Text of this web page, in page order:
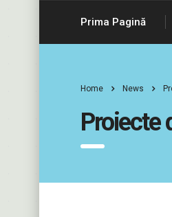
Prima Pagină
Home News
Proiecte